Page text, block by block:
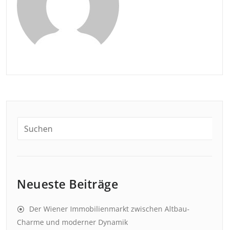
Neueste Beiträge
Der Wiener Immobilienmarkt zwischen Altbau-
Charme und moderner Dynamik